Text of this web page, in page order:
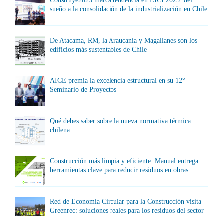
sueño a la consolidación de la industrialización en Chile
De Atacama, RM, la Araucanía y Magallanes son los
edificios más sustentables de Chile
AICE premia la excelencia estructural en su 12°
Seminario de Proyectos
Qué debes saber sobre la nueva normativa térmica
chilena
Construcción más limpia y eficiente: Manual entrega
herramientas clave para reducir residuos en obras
Red de Economía Circular para la Construcción visita
Greenrec: soluciones reales para los residuos del sector